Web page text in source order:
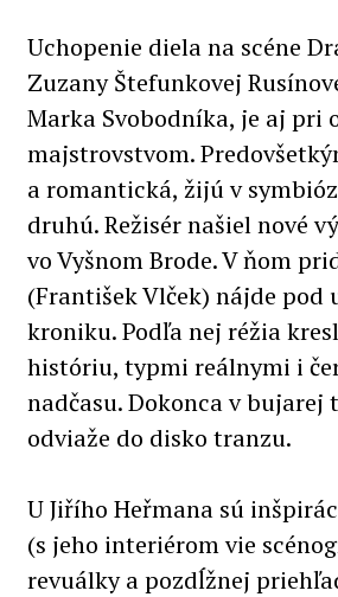
Uchopenie diela na scéne
Zuzany Štefunkovej
Marka Svobodníka, je aj
majstrovstvom.
a romantická, žijú v
druhú. Režisér našiel nové
vo Vyšnom Brode. V ňom
(František Vlček) nájde pod
kroniku. Podľa nej réžia
históriu, typmi reálnymi i
nadčasu. Dokonca v bujarej
odviaže do disko tranzu.
U Jiřího Heřmana sú
(s jeho interiérom vie
revuálky a pozdĺžnej